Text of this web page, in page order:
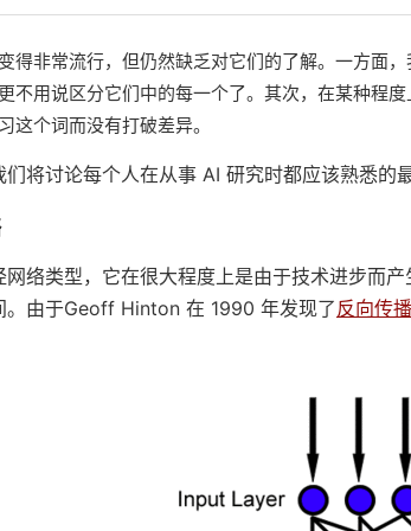
得非常流行，但仍然缺乏对它们的了解。一方面
不用说区分它们中的每一个了。其次，在某种程
这个词而没有打破差异。
将讨论每个人在从事 AI 研究时都应该熟悉的
络类型，它在很大程度上是由于技术进步而
。由于Geoff Hinton 在 1990 年发现了反向传